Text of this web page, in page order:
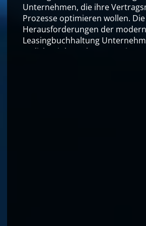
Unternehmen, die ihre
Prozesse optimieren wollen. Die
Herausforderungen der
Leasingbuchhaltung
täglich mit komplexen